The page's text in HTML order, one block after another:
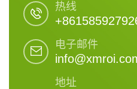
热线
电子邮件
地址